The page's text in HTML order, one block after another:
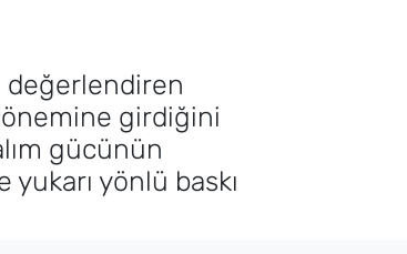
değerlendiren
girdiğini
gücünün
yönlü baskı